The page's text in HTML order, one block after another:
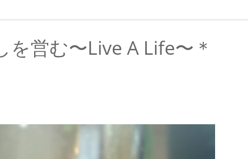
を営む〜Live A Life〜＊